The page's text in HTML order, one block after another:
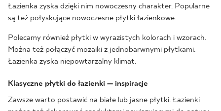
Łazienka zyska dzięki nim nowoczesny charakter. Popularne
są też połyskujące nowoczesne płytki łazienkowe.
Polecamy również płytki w wyrazistych kolorach i wzorach.
Można też połączyć mozaiki z jednobarwnymi płytkami.
Łazienka zyska niepowtarzalny klimat.
Klasyczne płytki do łazienki — inspiracje
Zawsze warto postawić na białe lub jasne płytki. Łazienki